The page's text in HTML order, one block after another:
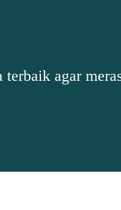
lebih sebelum